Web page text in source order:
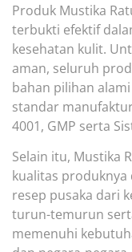
Produk Mustika
terbukti efektif
kesehatan kulit.
aman, seluruh
bahan pilihan
standar
4001, GMP serta
Selain itu, Mustika
kualitas produknya
resep pusaka dari
turun-temurun
memenuhi